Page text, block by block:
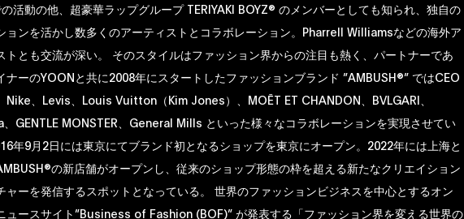
活動の他、超豪華ラップグループ TERIYAKI BOYZ® のメンバーとしても知られ、独自の
ョンを活かし数多くのアーティストとコラボレーション。Pharrell Williamsなどの海外ア
トとも交流が深い。 そのスタイルはファッション界からの注目も熱く、パートナーであ
ナーのYOONと共に2008年にスタートしたファッションブランド ”AMBUSH®” ではCEO
Nike、Levis、Louis Vuitton（Kim Jones）、MOËT ET CHANDON、BVLGARI、
GENTLE MONSTER、General Mills といった様々なコラボレーションを実現させてい
年9月2日には東京にてブランド初となるショップを東京にオープン。2022年には上海と
の新店舗がオープンし、従来のショップ形態の枠を超える新たなクリエイション
ャーを発信するスポットとなっている。 世界のファッションビジネスを中心とするオン
ュースサイト”Business of Fashion (BOF)” が発表する「ファッション界を変える世界の